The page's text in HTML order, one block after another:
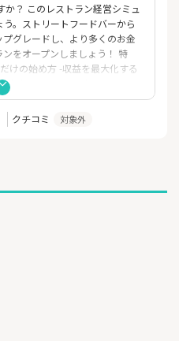
？ このレストラン経営シミュ
。ストリートフードバーから
グレードし、より多くのお金
をオープンしましょう！ 特
けの始め方 -収益を最大化する
グレード - さまざまなレスト
ています タイクーンゲームと
ゲームを試してみてくださ
タイクーンになるために知恵
クチコミ 対象外